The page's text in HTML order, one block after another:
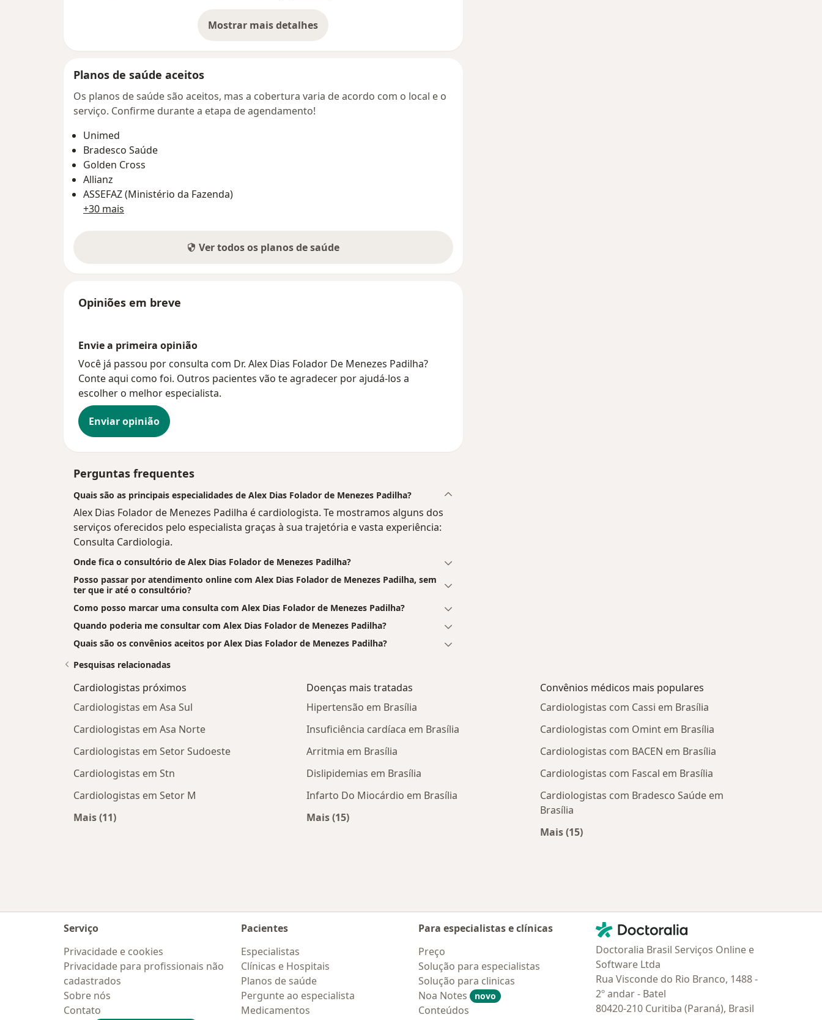
Mostrar mais detalhes
sobre o endereço
Planos de saúde aceitos
Os planos de saúde são aceitos, mas a cobertura varia de acordo com o local e o
serviço. Confirme durante a etapa de agendamento!
Unimed
Bradesco Saúde
Golden Cross
Allianz
ASSEFAZ (Ministério da Fazenda)
+30 mais
Ver todos os planos de saúde
Opiniões em breve
Envie a primeira opinião
Você já passou por consulta com Dr. Alex Dias Folador De Menezes Padilha?
Conte aqui como foi. Outros pacientes vão te agradecer por ajudá-los a
escolher o melhor especialista.
Enviar opinião
Perguntas frequentes
Quais são as principais especialidades de Alex Dias Folador de Menezes Padilha?
Alex Dias Folador de Menezes Padilha é cardiologista. Te mostramos alguns dos
serviços oferecidos pelo especialista graças à sua trajetória e vasta experiência:
Consulta Cardiologia.
Onde fica o consultório de Alex Dias Folador de Menezes Padilha?
Posso passar por atendimento online com Alex Dias Folador de Menezes Padilha, sem
ter que ir até o consultório?
Como posso marcar uma consulta com Alex Dias Folador de Menezes Padilha?
Quando poderia me consultar com Alex Dias Folador de Menezes Padilha?
Quais são os convênios aceitos por Alex Dias Folador de Menezes Padilha?
Pesquisas relacionadas
Cardiologistas próximos
Cardiologistas em Asa Sul
Cardiologistas em Asa Norte
Cardiologistas em Setor Sudoeste
Cardiologistas em Stn
Cardiologistas em Setor M
Mais (11)
Doenças mais tratadas
Hipertensão em Brasília
Insuficiência cardíaca em Brasília
Arritmia em Brasília
Dislipidemias em Brasília
Infarto Do Miocárdio em Brasília
Mais (15)
Convênios médicos mais populares
Cardiologistas com Cassi em Brasília
Cardiologistas com Omint em Brasília
Cardiologistas com BACEN em Brasília
Cardiologistas com Fascal em Brasília
Cardiologistas com Bradesco Saúde em
Brasília
Mais (15)
Serviço
Privacidade e cookies
Privacidade para profissionais não
cadastrados
Sobre nós
Contato
Pacientes
Especialistas
Clínicas e Hospitais
Planos de saúde
Pergunte ao especialista
Medicamentos
Para especialistas e clínicas
Preço
Solução para especialistas
Solução para clinicas
Noa Notes
novo
Conteúdos
Contato
Doctoralia - Homepage
Doctoralia Brasil Serviços Online e
Software Ltda
Rua Visconde do Rio Branco, 1488 -
2º andar - Batel
80420-210 Curitiba (Paraná), Brasil